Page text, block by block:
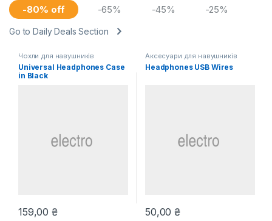
-80% off -65% -45% -25%
Go to Daily Deals Section
Чохли для навушників
Universal Headphones Case
in Black
159,00₴
Аксесуари для навушників
Headphones USB Wires
50,00₴